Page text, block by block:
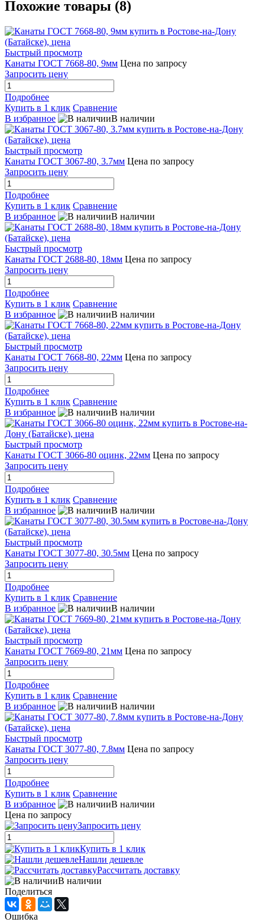
Похожие товары (8)
Быстрый просмотр
Канаты ГОСТ 7668-80, 9мм Цена по запросу
Запросить цену
Подробнее
Купить в 1 клик Сравнение
В избранное
В наличии
Быстрый просмотр
Канаты ГОСТ 3067-80, 3.7мм Цена по запросу
Запросить цену
Подробнее
Купить в 1 клик Сравнение
В избранное
В наличии
Быстрый просмотр
Канаты ГОСТ 2688-80, 18мм Цена по запросу
Запросить цену
Подробнее
Купить в 1 клик Сравнение
В избранное
В наличии
Быстрый просмотр
Канаты ГОСТ 7668-80, 22мм Цена по запросу
Запросить цену
Подробнее
Купить в 1 клик Сравнение
В избранное
В наличии
Быстрый просмотр
Канаты ГОСТ 3066-80 оцинк, 22мм Цена по запросу
Запросить цену
Подробнее
Купить в 1 клик Сравнение
В избранное
В наличии
Быстрый просмотр
Канаты ГОСТ 3077-80, 30.5мм Цена по запросу
Запросить цену
Подробнее
Купить в 1 клик Сравнение
В избранное
В наличии
Быстрый просмотр
Канаты ГОСТ 7669-80, 21мм Цена по запросу
Запросить цену
Подробнее
Купить в 1 клик Сравнение
В избранное
В наличии
Быстрый просмотр
Канаты ГОСТ 3077-80, 7.8мм Цена по запросу
Запросить цену
Подробнее
Купить в 1 клик Сравнение
В избранное
В наличии
Цена по запросу
Запросить цену
Купить в 1 клик
Нашли дешевле
Рассчитать доставку
В наличии
Поделиться
Ошибка